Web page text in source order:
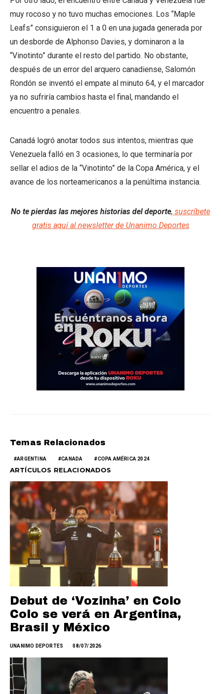
muy rocoso y no tuvo muchas emociones. Los “Maple
Leafs” consiguieron el 1 a 0 en una jugada generada por
un desborde de Alphonso Davies, y dominaron a la
“Vinotinto” durante el resto del partido. No obstante,
después de un error del arquero canadiense, Salomón
Rondón se inventó el empate al minuto 64, y el marcador
ya no sufriría cambios hasta el final, mandando el
encuentro a penales.
Canadá logró anotar todos sus intentos, mientras que
Venezuela falló en 3 ocasiones, lo que terminaría por
sellar el adios de la “Vinotinto” de la Copa América, y el
avance de los norteamericanos a la penúltima instancia.
No te pierdas las mejores historias del deporte, suscríbete
gratis aquí al newsletter de Unanimo Deportes
Temas Relacionados
ARGENTINA CANADA COPA AMÉRICA 2024
ARTÍCULOS RELACIONADOS
Debut de ‘Vozinha’ en Colo
Colo se verá en Argentina,
Brasil y México
UNANIMO DEPORTES 08/07/2026